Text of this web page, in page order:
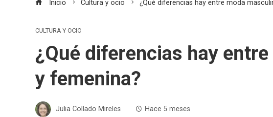
Inicio Cultura y ocio ¿Qué diferencias hay entre moda
CULTURA Y OCIO
¿Qué diferencias hay
y femenina?
Julia Collado Mireles Hace 5 meses